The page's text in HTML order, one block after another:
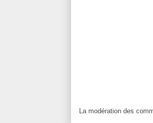
La modération des